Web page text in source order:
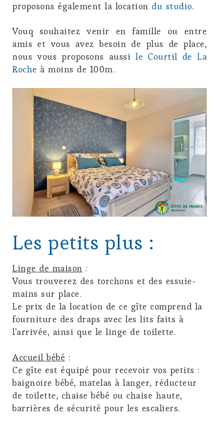
proposons également la location du studio.
Vouq souhaitez venir en famille ou entre
amis et vous avez besoin de plus de place,
nous vous proposons aussile Courtil de La
Roche à moins de 100m.
Les petits plus :
Linge de maison :
Vous trouverez des torchons et des essuie-
mains sur place.
Le prix de la location de ce gîte comprend la
fourniture des draps avec les lits faits à
l'arrivée, ainsi que le linge de toilette.
Accueil bébé :
Ce gîte est équipé pour recevoir vos petits :
baignoire bébé, matelas à langer, réducteur
de toilette, chaise bébé ou chaise haute,
barrières de sécurité pour les escaliers.